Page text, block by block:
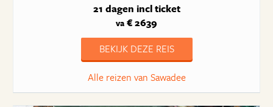
21 dagen incl ticket
va € 2639
BEKIJK DEZE REIS
Alle reizen van Sawadee